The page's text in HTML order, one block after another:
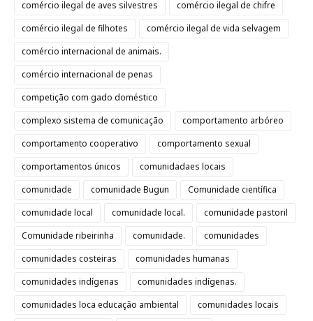
comércio ilegal de aves silvestres
comércio ilegal de chifre
comércio ilegal de filhotes
comércio ilegal de vida selvagem
comércio internacional de animais.
comércio internacional de penas
competição com gado doméstico
complexo sistema de comunicação
comportamento arbóreo
comportamento cooperativo
comportamento sexual
comportamentos únicos
comunidadaes locais
comunidade
comunidade Bugun
Comunidade científica
comunidade local
comunidade local.
comunidade pastoril
Comunidade ribeirinha
comunidade.
comunidades
comunidades costeiras
comunidades humanas
comunidades indígenas
comunidades indígenas.
comunidades loca educação ambiental
comunidades locais